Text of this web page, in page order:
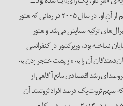
اردوغان آن یک نفر بود و رأی هم از آنِ او. در سال ۲۰۰۵ در زمانی که هنوز
ترکیه ستایش می‌شد و هنوز
نساخته بود، وزیرکشور در کنفرانسی
آن را به «از پشت خنجر زدن به
رشد اقتصادی مانع آگاهی از
سهم ثروت یک درصد افراد ثروتمند آن